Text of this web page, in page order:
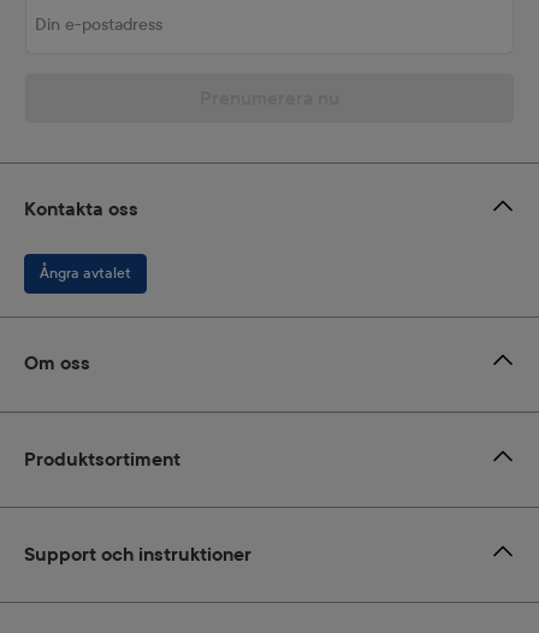
Kontakta oss
Ångra avtalet
Om oss
Produktsortiment
Support och instruktioner